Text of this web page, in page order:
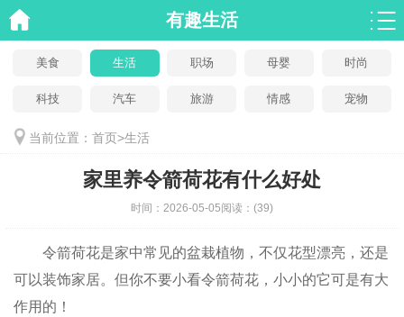
有趣生活
美食 生活 职场 母婴 时尚
科技 汽车 旅游 情感 宠物
当前位置： 首页>生活
家里养令箭荷花有什么好处
时间： 2026-05-05阅读： (39)
令箭荷花是家中常见的盆栽植物，不仅花型漂亮，还是
可以装饰家居。但你不要小看令箭荷花，小小的它可是有大
作用的！